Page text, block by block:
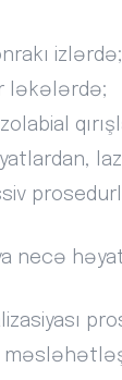
izlərdə;
ləkələrdə;
necə